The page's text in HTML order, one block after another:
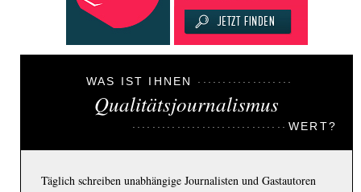
WAS IST IHNEN
Qualitätsjournalismus
WERT?
Täglich schreiben unabhängige Journalisten und Gastautoren